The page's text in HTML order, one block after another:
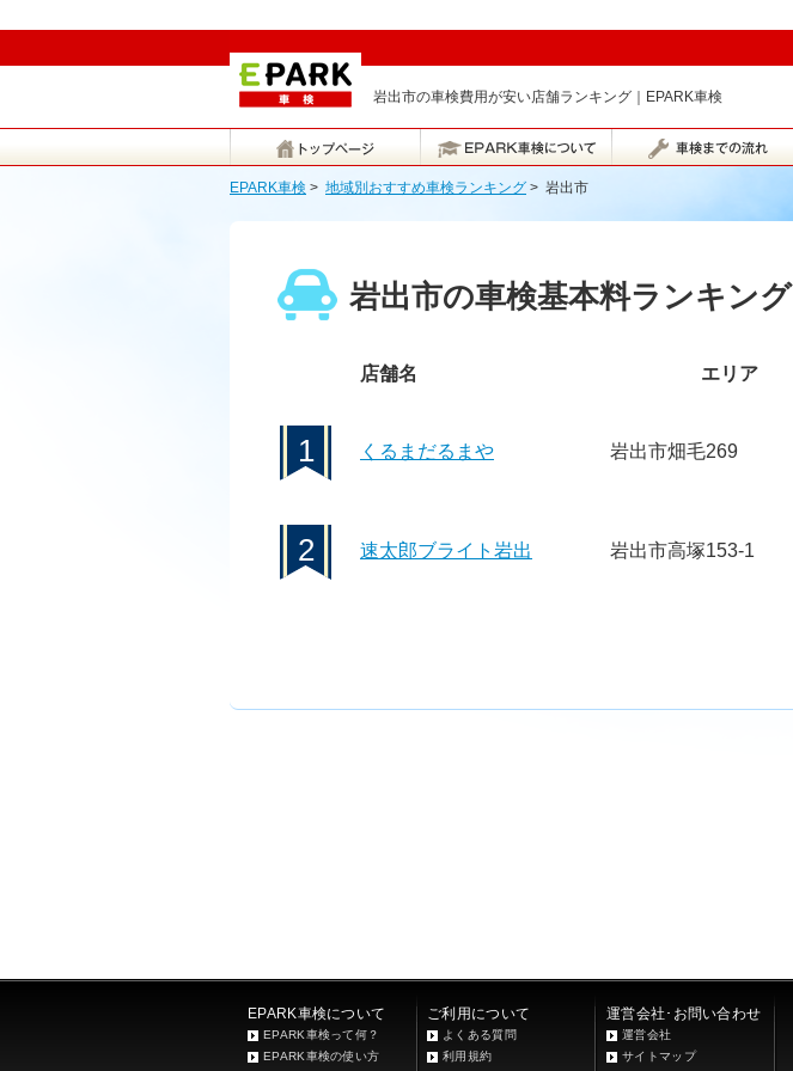
岩出市の車検費用が安い店舗ランキング｜EPARK車検
EPARK車検 > 地域別おすすめ車検ランキング > 岩出市
岩出市の車検基本料ランキング
店舗名 エリア
1 くるまだるまや 岩出市畑毛269
2 速太郎ブライト岩出 岩出市高塚153-1